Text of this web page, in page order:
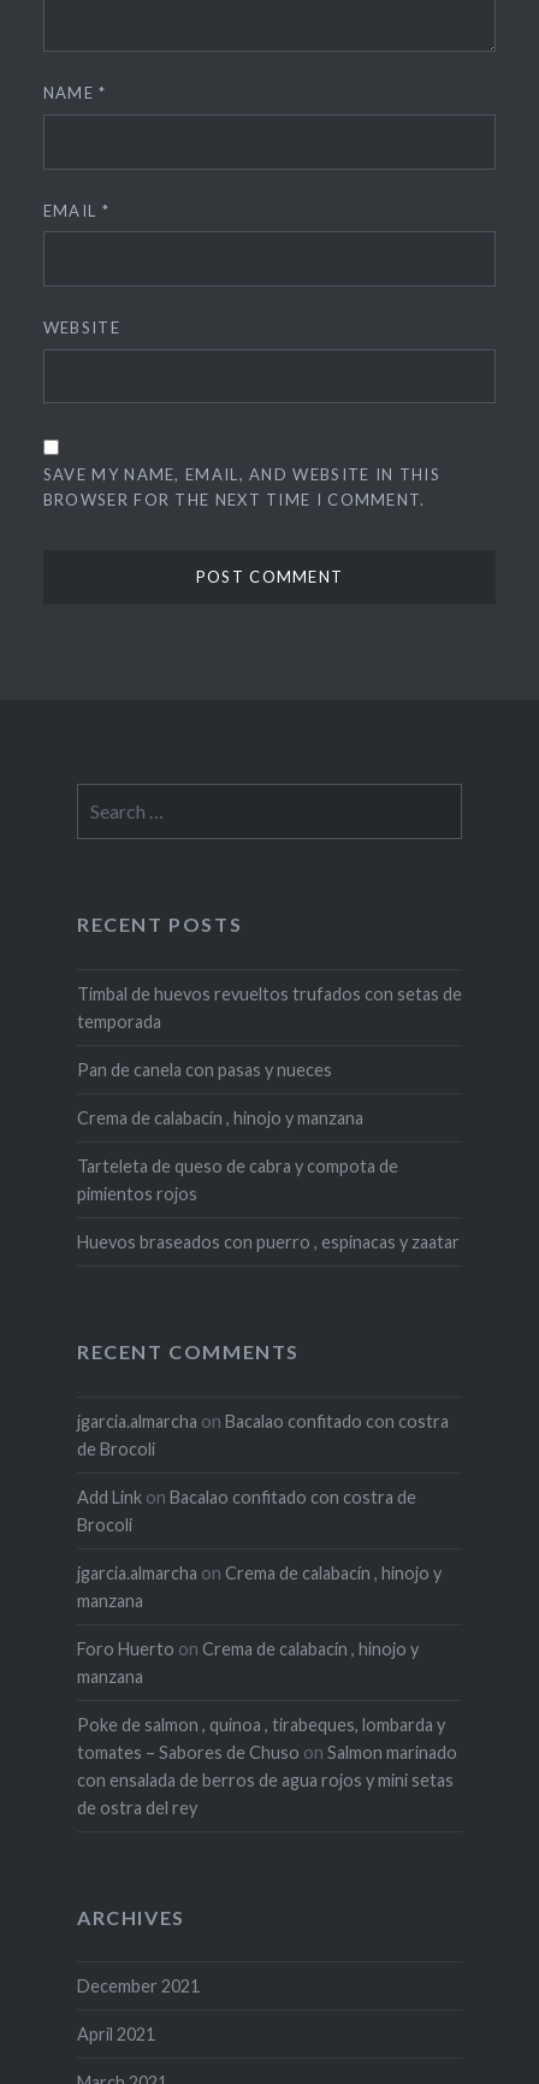
NAME*
EMAIL *
WEBSITE
SAVE MY NAME, EMAIL, AND WEBSITE IN THIS
BROWSER FOR THE NEXT TIME I COMMENT.
for:
RECENT POSTS
Timbal de huevos revueltos trufados con setas de
temporada
Pan de canela con pasas y nueces
Crema de calabacín , hinojo y manzana
Tarteleta de queso de cabra y compota de
pimientos rojos
Huevos braseados con puerro , espinacas y zaatar
RECENT COMMENTS
jgarcia.almarcha on Bacalao confitado con costra
de Brocoli
Add Linkon Bacalao confitado con costra de
Brocoli
jgarcia.almarcha on Crema de calabacín , hinojo y
manzana
Foro Huerto on Crema de calabacín , hinojo y
manzana
Poke de salmon , quinoa , tirabeques, lombarda y
tomates – Sabores de Chuso on Salmon marinado
con ensalada de berros de agua rojos y mini setas
de ostra del rey
ARCHIVES
December 2021
April 2021